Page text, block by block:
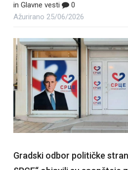
in Glavne vesti
0
Ažurirano 25/06/2026
Gradski odbor političke